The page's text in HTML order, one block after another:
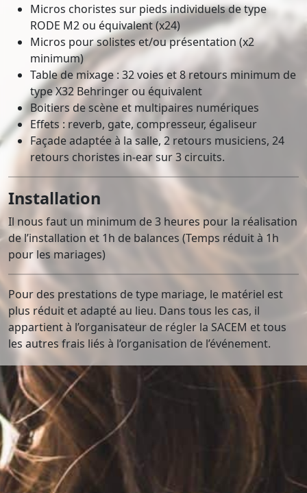
Micros choristes sur pieds individuels de type
RODE M2 ou équivalent (x24)
Micros pour solistes et/ou présentation (x2
minimum)
Table de mixage : 32 voies et 8 retours minimum de
type X32 Behringer ou équivalent
Boitiers de scène et multipaires numériques
Effets : reverb, gate, compresseur, égaliseur
Façade adaptée à la salle, 2 retours musiciens, 24
retours choristes in-ear sur 3 circuits.
Installation
Il nous faut un minimum de 3 heures pour la réalisation
de l’installation et 1h de balances (Temps réduit à 1h
pour les mariages)
Pour des prestations de type mariage, le matériel est
plus réduit et adapté au lieu. Dans tous les cas, il
appartient à l’organisateur de régler la SACEM et tous
les autres frais liés à l’organisation de l’événement.